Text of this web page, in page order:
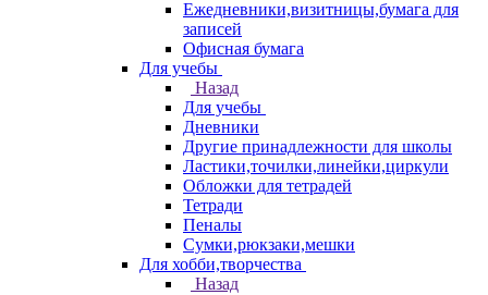
Ежедневники,визитницы,бумага для
записей
Офисная бумага
Для учебы
Назад
Для учебы
Дневники
Другие принадлежности для школы
Ластики,точилки,линейки,циркули
Обложки для тетрадей
Тетради
Пеналы
Сумки,рюкзаки,мешки
Для хобби,творчества
Назад